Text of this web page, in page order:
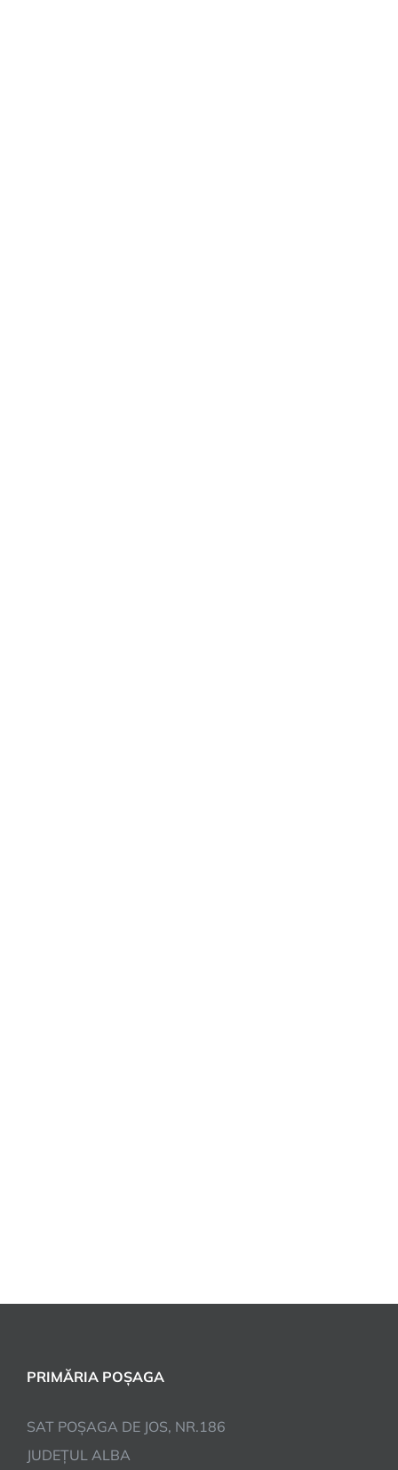
PRIMĂRIA POȘAGA
SAT POȘAGA DE JOS, NR.186
JUDEȚUL ALBA